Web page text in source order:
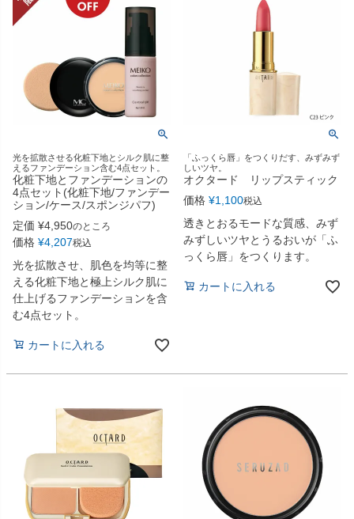
光を拡散させる化粧下地とシルク肌に整
えるファンデーション含む4点セット。
化粧下地とファンデーションの
4点セット(化粧下地/ファンデー
ション/ケース/スポンジパフ)
定価 ¥4,950のところ
価格 ¥4,207税込
光を拡散させ、肌色を均等に整
える化粧下地と極上シルク肌に
仕上げるファンデーションを含
む4点セット。
カートに入れる
「ふっくら唇」をつくりだす、みずみず
しいツヤ。
オクタード リップスティック
価格 ¥1,100税込
透きとおるモードな質感、みず
みずしいツヤとうるおいが「ふ
っくら唇」をつくります。
カートに入れる